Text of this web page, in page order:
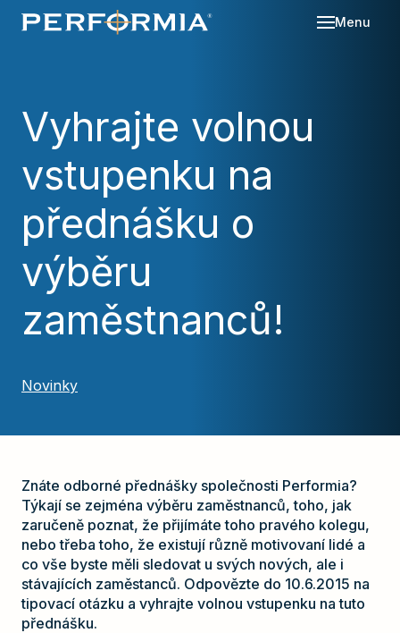
Menu
Vyhrajte volnou
vstupenku na
přednášku o
výběru
zaměstnanců!
Novinky
Znáte odborné přednášky společnosti Performia?
Týkají se zejména výběru zaměstnanců, toho, jak
zaručeně poznat, že přijímáte toho pravého kolegu,
nebo třeba toho, že existují různě motivovaní lidé a
co vše byste měli sledovat u svých nových, ale i
stávajících zaměstanců. Odpovězte do 10.6.2015 na
tipovací otázku a vyhrajte volnou vstupenku na tuto
přednášku.